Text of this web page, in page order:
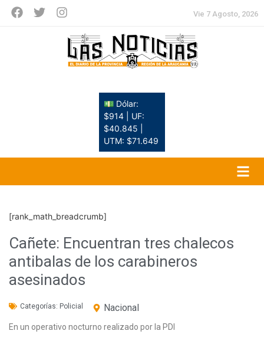
Vie 7 Agosto, 2026
💵 Dólar:
$914 | UF:
$40.845 |
UTM: $71.649
[rank_math_breadcrumb]
Cañete: Encuentran tres chalecos
antibalas de los carabineros
asesinados
Categorías: Policial Nacional
En un operativo nocturno realizado por la PDI